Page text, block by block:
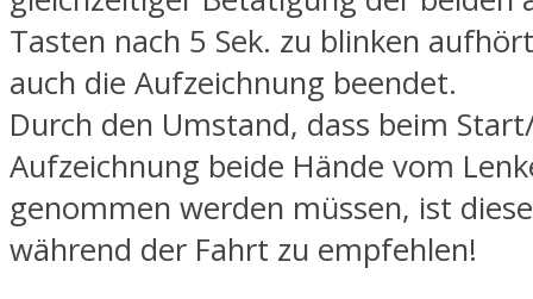
Tasten nach 5 Sek. zu blinken
auch die Aufzeichnung beendet.
Durch den Umstand, dass beim
Aufzeichnung beide Hände vom
genommen werden müssen, ist
während der Fahrt zu empfehlen!